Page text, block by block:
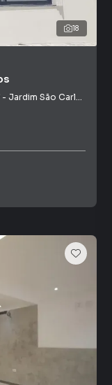
18
- Jardim São Carlos